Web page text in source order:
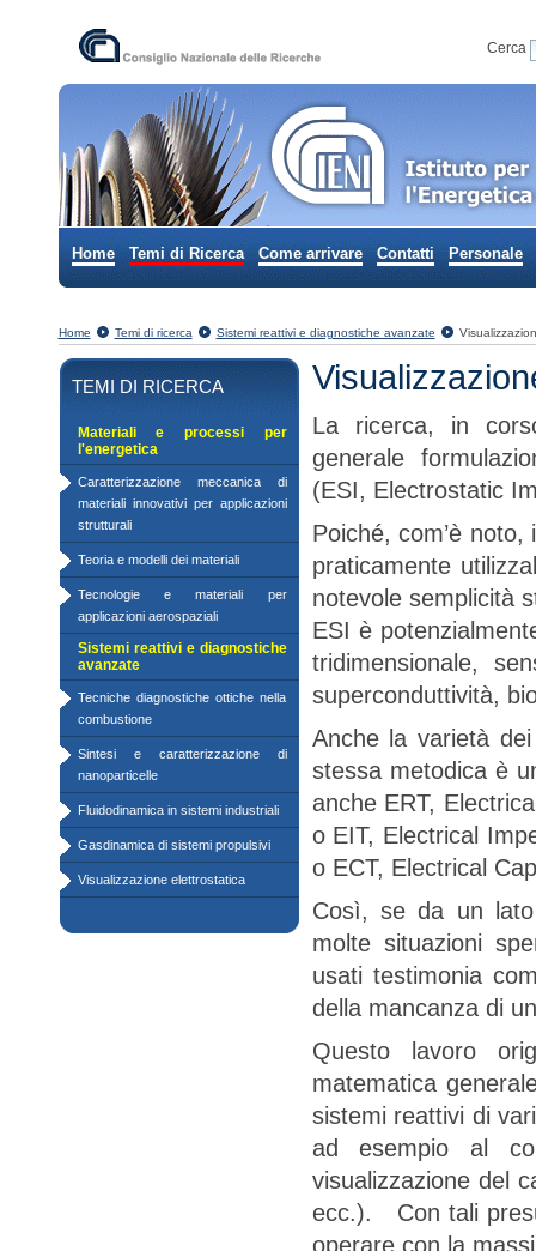
|
sulla
navigazione
Cerca
Cerca
Sezioni
Home Temi di Ricerca Come arrivare Contatti Personale
Home Temi di ricerca Sistemi reattivi e diagnostiche avanzate
TEMI DI RICERCA
Materiali e processi per
l'energetica
Caratterizzazione meccanica di
materiali innovativi per applicazioni
strutturali
Teoria e modelli dei materiali
Tecnologie e materiali per
applicazioni aerospaziali
Sistemi reattivi e diagnostiche
avanzate
Tecniche diagnostiche ottiche nella
combustione
Sintesi e caratterizzazione di
nanoparticelle
Fluidodinamica in sistemi industriali
Gasdinamica di sistemi propulsivi
Visualizzazione elettrostatica
La ricerca, in
generale
(ESI, Electrostatic
Poiché, com’è
praticamente
notevole semplicità
ESI è
tridimensionale,
superconduttività,
Anche la varietà
stessa metodica è
anche ERT,
o EIT, Electrical
o ECT, Electrical
Così, se da un
molte situazioni
usati testimonia
della mancanza di
Questo lavoro
matematica
sistemi reattivi di
ad esempio al
visualizzazione del
ecc.). Con tali
operare con la